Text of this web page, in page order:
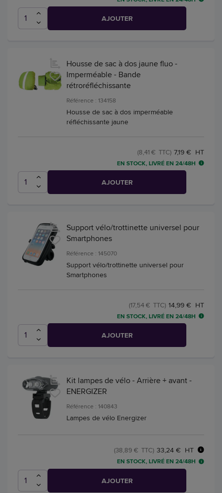
AJOUTER
Housse de sac à dos jaune fluo -
Imperméable - Bande
rétroréfléchissante
Référence : 134158
Housse de sac à dos imperméable
réfléchissante jaune
7,19 € HT
(8,41 € TTC)
EN STOCK, LIVRÉ EN 24/48H
AJOUTER
Support vélo/trottinette universel pour
Smartphones
Référence : 145070
Support vélo/trottinette universel pour
Smartphones
14,99 € HT
(17,54 € TTC)
EN STOCK, LIVRÉ EN 24/48H
AJOUTER
Kit lampes de vélo - Arrière + avant -
ENERGIZER
Référence : 140843
Lampes de vélo Energizer
33,24 € HT
(38,89 € TTC)
EN STOCK, LIVRÉ EN 24/48H
AJOUTER